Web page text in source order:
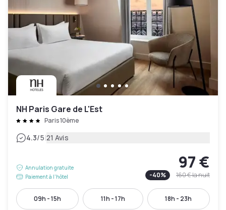
NH Paris Gare de L'Est
Paris 10ème
4.3/5|21 Avis
Annulation gratuite
Paiement à l'hôtel
97 €
-40% 160 €la nuit
09h - 15h 11h - 17h 18h - 23h